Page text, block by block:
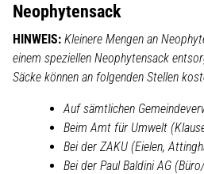
Neophytensack
HINWEIS: Kleinere Mengen an
einem speziellen Neophytensack
Säcke können an folgenden Stellen
Auf sämtlichen
Beim Amt für Umwelt
Bei der ZAKU (Eielen,
Bei der Paul Baldini AG